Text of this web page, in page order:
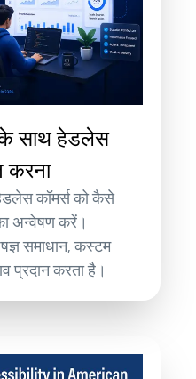
के साथ हेडलेस
करना
कॉमर्स को कैसे
अन्वेषण करें।
समाधान, कस्टम
प्रदान करता है।